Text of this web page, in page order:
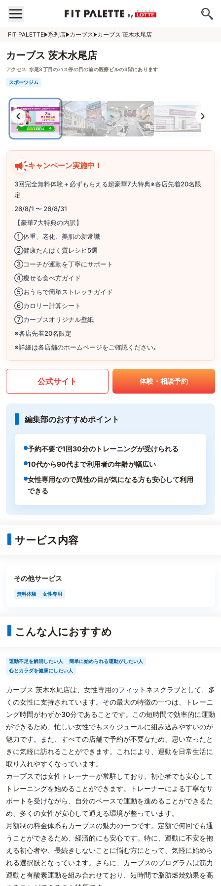
FIT PALETTE 系列店 カーブス カーブス 茨木水尾店
カーブス 茨木水尾店
アクセス: 水尾3丁目のバス停の目の前の医療ビルの3階にあります
スポーツジム
キャンペーン実施中！
3回完全無料体験＋必ずもらえる超豪華7大特典※各店先着20名限
定
26/8/1 〜 26/8/31
【豪華7大特典の内訳】
①体重、老化、美肌の新常識
②健康たんぱく質レシピ5選
③コーチが運動を丁寧にサポート
④痩せる食べ方ガイド
⑤おうちで簡単ストレッチガイド
⑥カロリー計算シート
⑦カーブスオリジナル壁紙
※各店先着20名限定
※詳細は各店舗のホームページをご確認ください｡
公式サイト 体験・相談予約
編集部のおすすめポイント
予約不要で1回30分のトレーニングが受けられる
10代から90代まで利用者の年齢が幅広い
女性専用なので異性の目が気になる方も安心して利用
できる
サービス内容
その他サービス
無料体験 女性専用
こんな人におすすめ
運動不足を解消したい人
簡単に始められる運動がしたい人
心とカラダを健康にしたい人
カーブス 茨木水尾店は、女性専用のフィットネスクラブとして、多
くの女性に支持されています。その最大の特徴の一つは、トレーニ
ング時間がわずか30分であることです。この短時間で効率的に運動
ができるため、忙しい女性でもスケジュールに組み込みやすいのが
魅力です。また、すべての店舗で予約が不要なため、思い立ったと
きに気軽に訪れることができます。これにより、運動を日常生活に
取り入れやすくなっています。
カーブスでは女性トレーナーが常駐しており、初心者でも安心して
トレーニングを始めることができます。トレーナーによる丁寧なサ
ポートを受けながら、自分のペースで運動を進めることができるた
め、多くの女性が安心して通える環境が整っています。
月額制の料金体系もカーブスの魅力の一つです。定額で何回でも通
うことができるため、経済的にも安心です。特に、運動に不安を抱
える初心者や、長続きしないことに悩む方にとって、気軽に始めら
れる選択肢となっています。さらに、カーブスのプログラムは筋力
運動と有酸素運動を組み合わせており、短時間で脂肪燃焼効果を高